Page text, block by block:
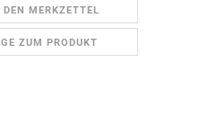
DEN MERKZETTEL
ZUM PRODUKT